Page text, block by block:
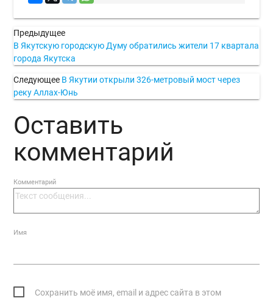
Предыдущее
В Якутскую городскую Думу обратились жители 17 квартала
города Якутска
Следующее В Якутии открыли 326-метровый мост через
реку Аллах-Юнь
Оставить
комментарий
Комментарий
Имя
Сохранить моё имя, email и адрес сайта в этом